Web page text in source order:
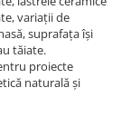
variații de
suprafața își
tăiate.
proiecte
naturală și